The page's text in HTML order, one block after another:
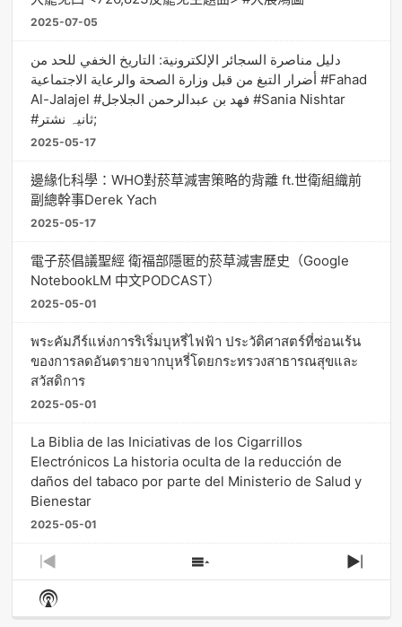
2025-07-05
دليل مناصرة السجائر الإلكترونية: التاريخ الخفي للحد من
أضرار التبغ من قبل وزارة الصحة والرعاية الاجتماعية #Fahad
Al-Jalajel #فهد بن عبدالرحمن الجلاجل #Sania Nishtar
#ثانیہ نشتر;
2025-05-17
邊緣化科學：WHO對菸草減害策略的背離 ft.世衛組織前
副總幹事Derek Yach
2025-05-17
電子菸倡議聖經 衛福部隱匿的菸草減害歷史（Google
NotebookLM 中文PODCAST）
2025-05-01
พระคัมภีร์แห่งการริเริ่มบุหรี่ไฟฟ้า ประวัติศาสตร์ที่ซ่อนเร้น
ของการลดอันตรายจากบุหรี่โดยกระทรวงสาธารณสุขและ
สวัสดิการ
2025-05-01
La Biblia de las Iniciativas de los Cigarrillos
Electrónicos La historia oculta de la reducción de
daños del tabaco por parte del Ministerio de Salud y
Bienestar
2025-05-01
Previous
Episode
Show
Episodes
Next
Show
Podcast